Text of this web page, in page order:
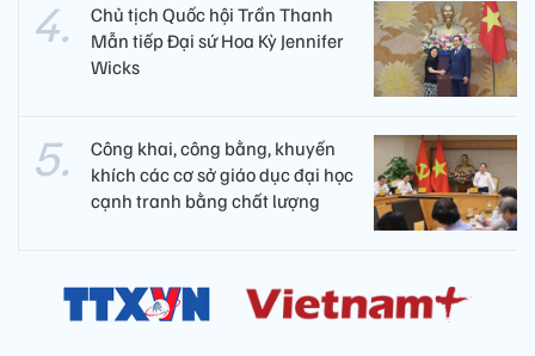
Chủ tịch Quốc hội Trần Thanh
Mẫn tiếp Đại sứ Hoa Kỳ Jennifer
Wicks
Công khai, công bằng, khuyến
khích các cơ sở giáo dục đại học
cạnh tranh bằng chất lượng​